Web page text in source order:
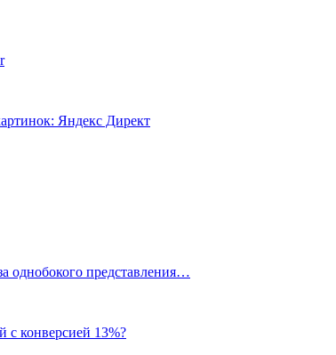
Яндекс Директ
однобокого представления…
с конверсией 13%?